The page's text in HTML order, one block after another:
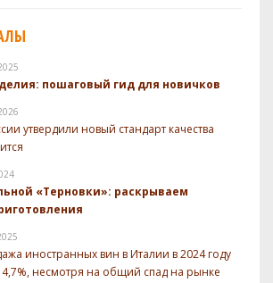
пошаговый гид для новичков
утвердили новый стандарт качества
«Терновки»: раскрываем
иностранных вин в Италии в 2024 году
4,7%, несмотря на общий спад на рынке